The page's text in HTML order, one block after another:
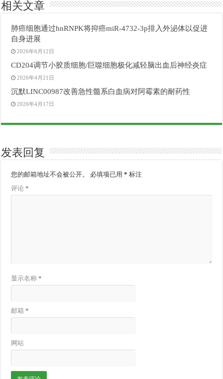
相关文章
肺癌细胞通过hnRNPK将抑癌miR-4732-3p排入外泌体以促进
自身进展
2026年6月12日
CD204调节小胶质细胞/巨噬细胞极化减轻脑出血后神经炎症
2026年4月21日
沉默LINC00987改善急性髓系白血病对阿霉素的耐药性
2026年4月17日
发表回复
您的邮箱地址不会被公开。 必填项已用* 标注
评论*
显示名称*
邮箱*
网站